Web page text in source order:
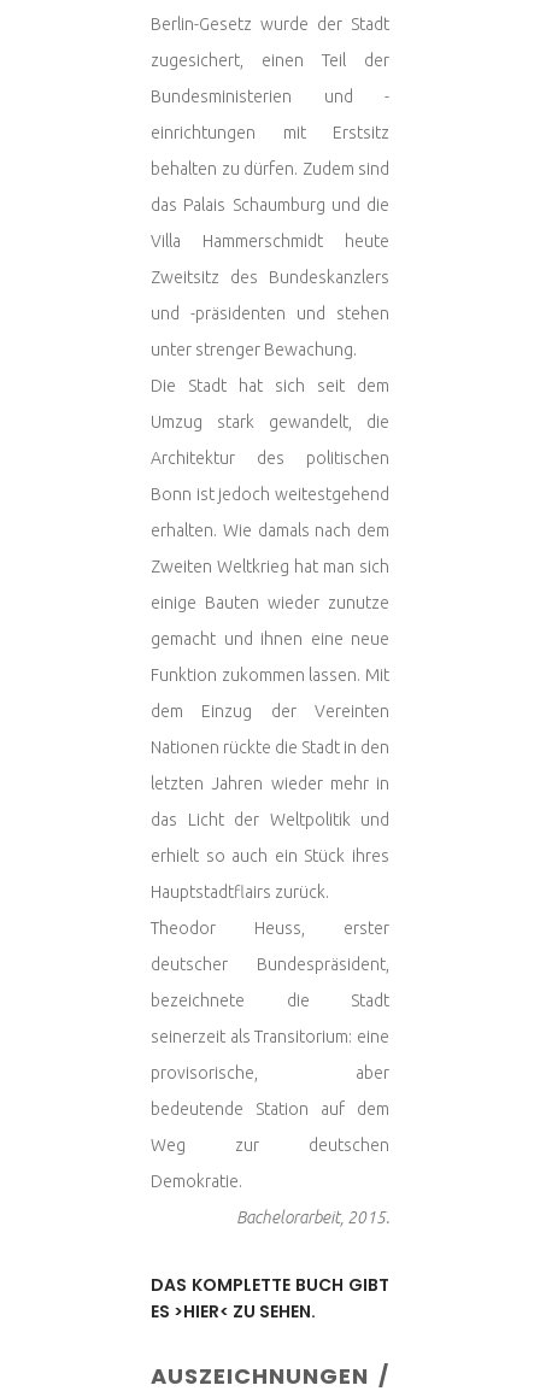
Berlin-Gesetz wurde der Stadt
zugesichert, einen Teil der
Bundesministerien und -
einrichtungen mit Erstsitz
behalten zu dürfen. Zudem sind
das Palais Schaumburg und die
Villa Hammerschmidt heute
Zweitsitz des Bundeskanzlers
und -präsidenten und stehen
unter strenger Bewachung.
Die Stadt hat sich seit dem
Umzug stark gewandelt, die
Architektur des politischen
Bonn ist jedoch weitestgehend
erhalten. Wie damals nach dem
Zweiten Weltkrieg hat man sich
einige Bauten wieder zunutze
gemacht und ihnen eine neue
Funktion zukommen lassen. Mit
dem Einzug der Vereinten
Nationen rückte die Stadt in den
letzten Jahren wieder mehr in
das Licht der Weltpolitik und
erhielt so auch ein Stück ihres
Hauptstadtflairs zurück.
Theodor Heuss, erster
deutscher Bundespräsident,
bezeichnete die Stadt
seinerzeit als Transitorium: eine
provisorische, aber
bedeutende Station auf dem
Weg zur deutschen
Demokratie.
Bachelorarbeit, 2015.
DAS KOMPLETTE BUCH GIBT
ES >HIER< ZU SEHEN.
AUSZEICHNUNGEN /